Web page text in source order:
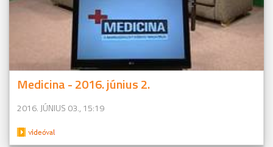
Medicina - 2016. június 2.
2016. JÚNIUS 03., 15:19